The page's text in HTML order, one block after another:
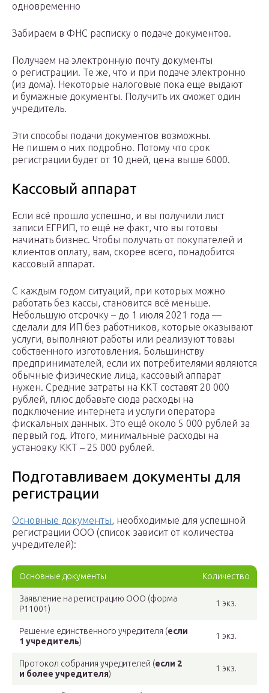
одновременно
Забираем в ФНС расписку о подаче документов.
Получаем на электронную почту документы
о регистрации. Те же, что и при подаче электронно
(из дома). Некоторые налоговые пока еще выдают
и бумажные документы. Получить их сможет один
учредитель.
Эти способы подачи документов возможны.
Не пишем о них подробно. Потому что срок
регистрации будет от 10 дней, цена выше 6000.
Кассовый аппарат
Если всё прошло успешно, и вы получили лист
записи ЕГРИП, то ещё не факт, что вы готовы
начинать бизнес. Чтобы получать от покупателей и
клиентов оплату, вам, скорее всего, понадобится
кассовый аппарат.
С каждым годом ситуаций, при которых можно
работать без кассы, становится всё меньше.
Небольшую отсрочку – до 1 июля 2021 года —
сделали для ИП без работников, которые оказывают
услуги, выполняют работы или реализуют товаы
собственного изготовления. Большинству
предпринимателей, если их потребителями являются
обычные физические лица, кассовый аппарат
нужен. Средние затраты на ККТ составят 20 000
рублей, плюс добавьте сюда расходы на
подключение интернета и услуги оператора
фискальных данных. Это ещё около 5 000 рублей за
первый год. Итого, минимальные расходы на
установку ККТ – 25 000 рублей.
Подготавливаем документы для
регистрации
Основные документы, необходимые для успешной
регистрации ООО (список зависит от количества
учредителей):
Основные документы Количество
Заявление на регистрацию ООО (форма
Р11001)
1 экз.
Решение единственного учредителя (если
1 учредитель)
1 экз.
Протокол собрания учредителей (если 2
и более учредителя)
1 экз.